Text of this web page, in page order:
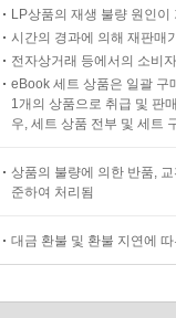
LP상품의 재생 불량 원인
시간의 경과에 의해 재판매
전자상거래 등에서의 소비
eBook 세트 상품은 일괄 구
1개의 상품으로 취급 및 판
우, 세트 상품 전부 및 세트
상품의 불량에 의한 반품,
준하여 처리됨
대금 환불 및 환불 지연에